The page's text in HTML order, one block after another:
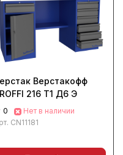
Верстакофф
216 Т1 Д6 Э
0
Нет в наличии
CN11181